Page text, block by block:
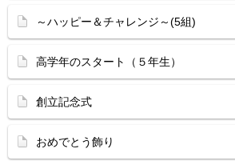
～ハッピー＆チャレンジ～(5組)
高学年のスタート（５年生）
創立記念式
おめでとう飾り